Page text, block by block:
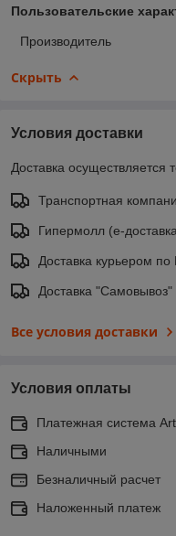
Пользовательские
Производитель
Скрыть
Условия доставки
Доставка осуществляется
Транспортная
Гипермолл (е-
Доставка курьером по
Доставка "Самовывоз"
Все условия доставки
Условия оплаты
Платежная система
Наличными
Безналичный расчет
Наложенный платеж